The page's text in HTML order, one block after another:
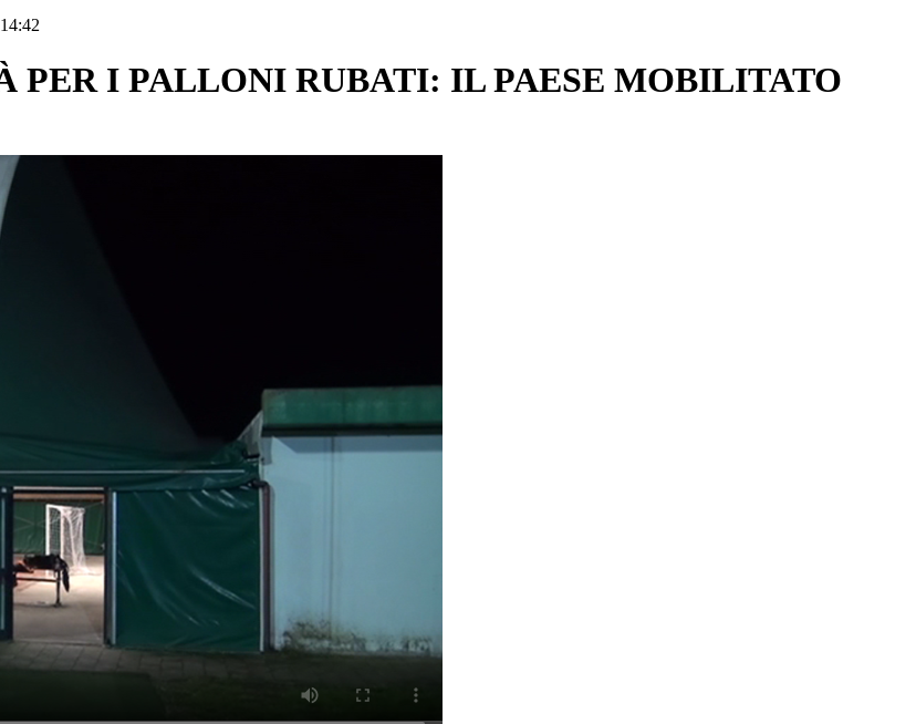
PER I PALLONI RUBATI: IL PAESE MOBILITATO